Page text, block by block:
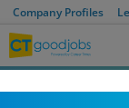
Company Profiles